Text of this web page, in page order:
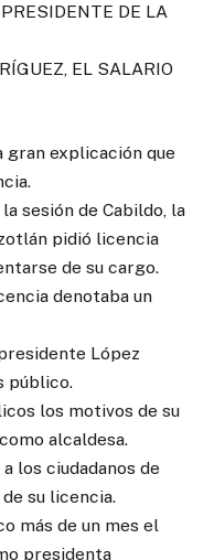
DE LA
EL SALARIO
gran explicación que
sesión de Cabildo, la
pidió licencia
de su cargo.
denotaba un
López
público.
los motivos de su
alcaldesa.
los ciudadanos de
su licencia.
más de un mes el
presidenta